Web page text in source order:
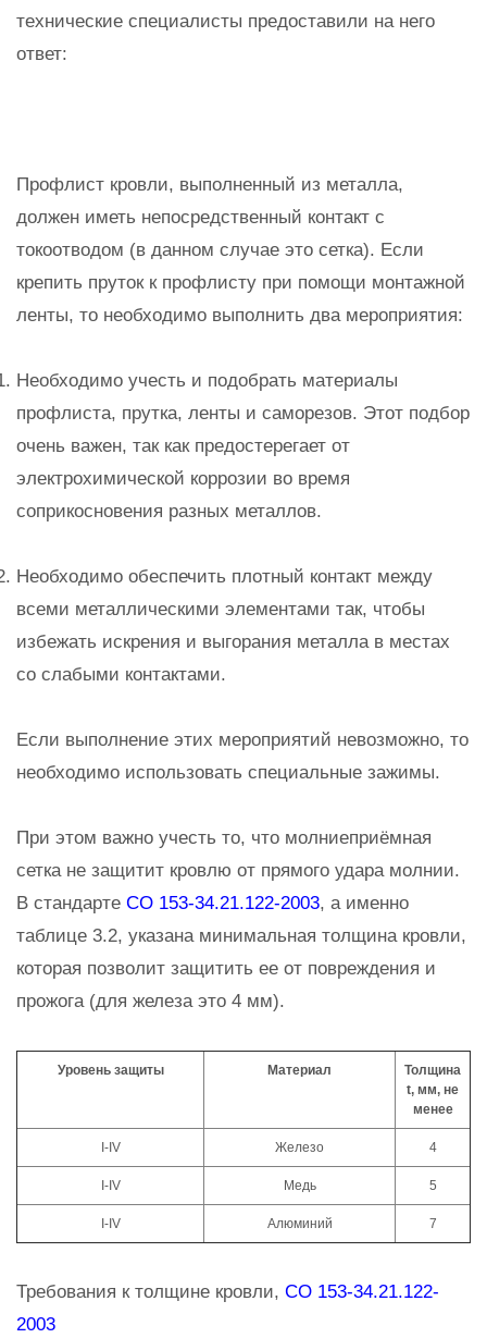
технические специалисты предоставили на него
ответ:
Профлист кровли, выполненный из металла,
должен иметь непосредственный контакт с
токоотводом (в данном случае это сетка). Если
крепить пруток к профлисту при помощи монтажной
ленты, то необходимо выполнить два мероприятия:
Необходимо учесть и подобрать материалы
профлиста, прутка, ленты и саморезов. Этот подбор
очень важен, так как предостерегает от
электрохимической коррозии во время
соприкосновения разных металлов.
Необходимо обеспечить плотный контакт между
всеми металлическими элементами так, чтобы
избежать искрения и выгорания металла в местах
со слабыми контактами.
Если выполнение этих мероприятий невозможно, то
необходимо использовать специальные зажимы.
При этом важно учесть то, что молниеприёмная
сетка не защитит кровлю от прямого удара молнии.
В стандарте СО 153-34.21.122-2003, а именно
таблице 3.2, указана минимальная толщина кровли,
которая позволит защитить ее от повреждения и
прожога (для железа это 4 мм).
Уровень защиты Материал
Толщина
t, мм, не
менее
I-IV Железо 4
I-IV Медь 5
I-IV Алюминий 7
Требования к толщине кровли, СО 153-34.21.122-
2003